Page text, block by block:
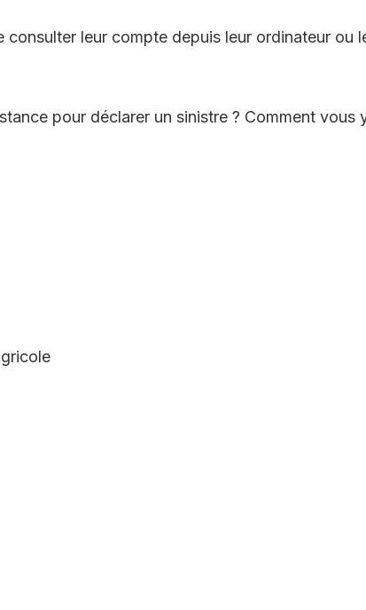
leur compte depuis leur ordinateur ou
pour déclarer un sinistre ? Comment vous